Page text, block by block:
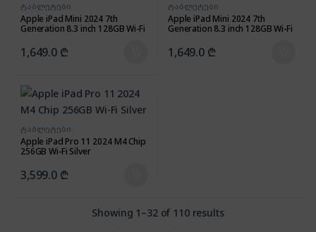
ტაბლეტები
Apple iPad Mini 2024 7th
Generation 8.3 inch 128GB Wi-Fi
1,649.0 ₾
ტაბლეტები
Apple iPad Mini 2024 7th
Generation 8.3 inch 128GB Wi-Fi
1,649.0 ₾
ტაბლეტები
Apple iPad Pro 11 2024 M4 Chip
256GB Wi-Fi Silver
3,599.0 ₾
Showing 1–32 of 110 results